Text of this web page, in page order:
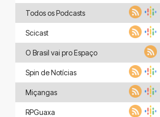
Todos os Podcasts
Scicast
O Brasil vai pro Espaço
Spin de Notícias
Miçangas
RPGuaxa